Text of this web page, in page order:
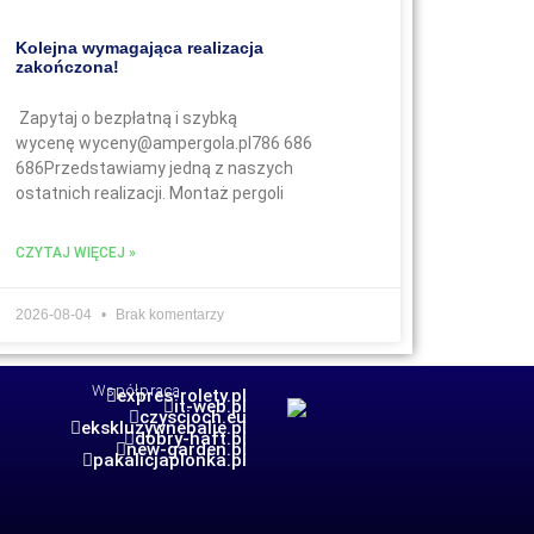
Kolejna wymagająca realizacja
zakończona!
Zapytaj o bezpłatną i szybką
wycenę wyceny@ampergola.pl786 686
686Przedstawiamy jedną z naszych
ostatnich realizacji. Montaż pergoli
CZYTAJ WIĘCEJ »
2026-08-04 Brak komentarzy
Współpraca
expres-rolety.pl
it-web.pl
czyscioch.eu
ekskluzywnebalie.pl
dobry-haft.pl
new-garden.pl
pakalicjaplonka.pl